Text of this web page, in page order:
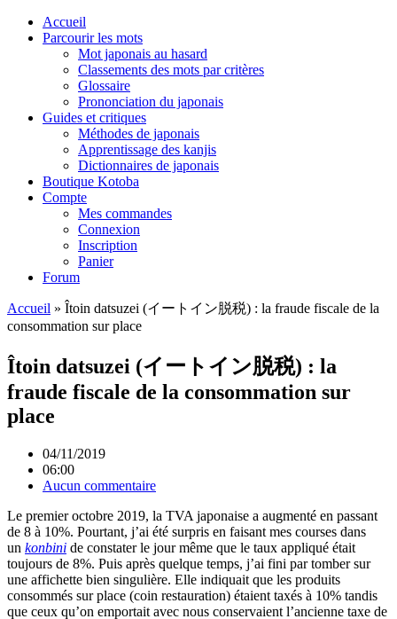
Accueil
Parcourir les mots
Mot japonais au hasard
Classements des mots par critères
Glossaire
Prononciation du japonais
Guides et critiques
Méthodes de japonais
Apprentissage des kanjis
Dictionnaires de japonais
Boutique Kotoba
Compte
Mes commandes
Connexion
Inscription
Panier
Forum
Accueil » Îtoin datsuzei (イートイン脱税) : la fraude fiscale de la
consommation sur place
Îtoin datsuzei (イートイン脱税) : la
fraude fiscale de la consommation sur
place
04/11/2019
06:00
Aucun commentaire
Le premier octobre 2019, la TVA japonaise a augmenté en passant
de 8 à 10%. Pourtant, j’ai été surpris en faisant mes courses dans
un konbini de constater le jour même que le taux appliqué était
toujours de 8%. Puis après quelque temps, j’ai fini par tomber sur
une affichette bien singulière. Elle indiquait que les produits
consommés sur place (coin restauration) étaient taxés à 10% tandis
que ceux qu’on emportait avec nous conservaient l’ancienne taxe de